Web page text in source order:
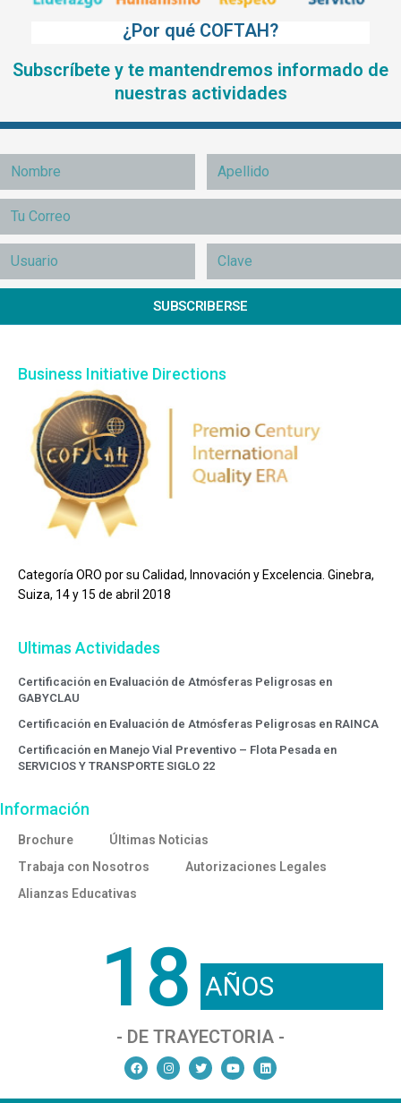
¿Por qué COFTAH?
Subscríbete y te mantendremos informado de
nuestras actividades
SUBSCRIBERSE
Business Initiative Directions
Categoría ORO por su Calidad, Innovación y Excelencia. Ginebra,
Suiza, 14 y 15 de abril 2018
Ultimas Actividades
Certificación en Evaluación de Atmósferas Peligrosas en
GABYCLAU
Certificación en Evaluación de Atmósferas Peligrosas en RAINCA
Certificación en Manejo Vial Preventivo – Flota Pesada en
SERVICIOS Y TRANSPORTE SIGLO 22
Información
Brochure
Últimas Noticias
Trabaja con Nosotros
Autorizaciones Legales
Alianzas Educativas
18 AÑOS
- DE TRAYECTORIA -